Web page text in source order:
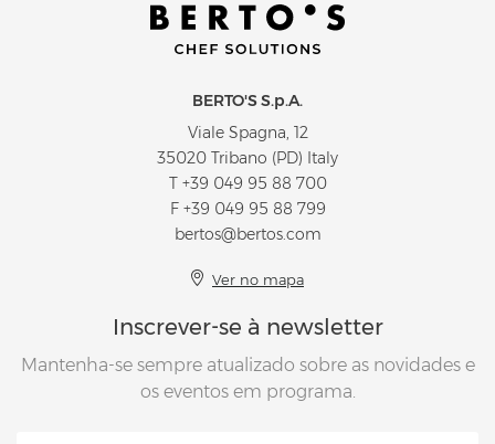
BERTO'S S.p.A.
Viale Spagna, 12
35020 Tribano (PD) Italy
T +39 049 95 88 700
F +39 049 95 88 799
bertos@bertos.com
Ver no mapa
Inscrever-se à newsletter
Mantenha-se sempre atualizado sobre as novidades e
os eventos em programa.